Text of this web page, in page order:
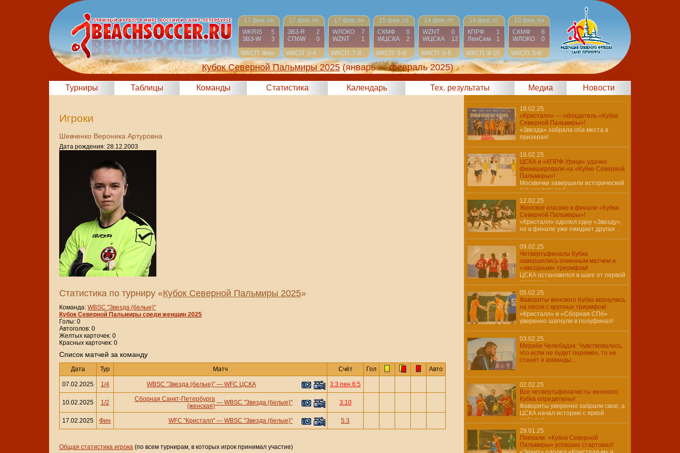
17 фев, пн
WKRIS
5
ЗВЗ-W
3
WКСП Фин
17 фев, пн
ЗВЗ-R
2
СПбW
0
WКСП 3-4
17 фев, пн
WЛОКО
7
WZNT
1
WКСП 7-8
15 фев, сб
СКМФ
0
WЦСКА
2
WКСП 5-6
14 фев, пт
WZNT
0
WЦСКА
12
WКСП 5-8
14 фев, пт
КПРФ
1
ЛенСем
1
WКСП 9-10
10 фев, пн
СКМФ
6
WЛОКО
0
WКСП 5-8
Кубок Северной Пальмиры 2025 (январь — февраль 2025)
Турниры Таблицы Команды Статистика Календарь Тех. результаты Медиа Новости
Игроки
Шевченко Вероника Артуровна
Дата рождения: 28.12.2003
Статистика по турниру «Кубок Северной Пальмиры 2025»
Команда: WBSC "Звезда (белые)"
Кубок Северной Пальмиры среди женщин 2025
Голы: 0
Автоголов: 0
Желтых карточек: 0
Красных карточек: 0
Cписок матчей за команду
Дата Тур Матч Счёт Гол Авто
07.02.2025 1/4 WBSC "Звезда (белые)" — WFC ЦСКА 3:3 пен.6:5
10.02.2025 1/2
Сборная Санкт-Петербурга
(женская) — WBSC "Звезда (белые)" 3:10
17.02.2025 Фин WFC "Кристалл" — WBSC "Звезда (белые)" 5:3
Общая статистика игрока (по всем турнирам, в которых игрок принимал участие)
18.02.25
«Кристалл» — обладатель «Кубка
Северной Пальмиры»!
«Звезда» забрала оба места в
призерах!
16.02.25
ЦСКА и «КПРФ-Урицк» удачно
финишировали на «Кубке Северной
Пальмиры»!
Москвички завершили исторический
турнир пятыми!
12.02.25
Женское класико в финале «Кубка
Северной Пальмиры»!
«Кристалл» одолел одну «Звезду»,
но в финале уже ожидает другая…
09.02.25
Четвертьфиналы Кубка
завершились огненным матчем и
«звездным» триумфом!
ЦСКА остановился в шаге от первой
сенсации…
05.02.25
Фавориты женского Кубка вернулись
на песок с крупных триумфов!
«Кристалл» и «Сборная СПб»
уверенно шагнули в полуфинал!
03.02.25
Мераби Челебадзе: Чувствовалось,
что если не будет перемен, то не
станет и команды...
02.02.25
Все четвертьфиналисты женского
Кубка определены!
Фавориты уверенно забрали свое, а
ЦСКА начал историю с яркой
победы!
29.01.25
Поехали: «Кубок Северной
Пальмиры» успешно стартовал!